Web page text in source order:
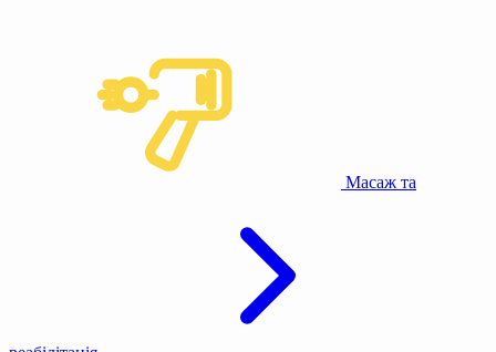
Масаж та